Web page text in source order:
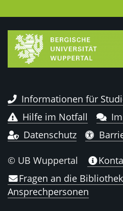
Informationen für
Hilfe im Notfall
Datenschutz
© UB Wuppertal
Fragen an die
Ansprechpersonen